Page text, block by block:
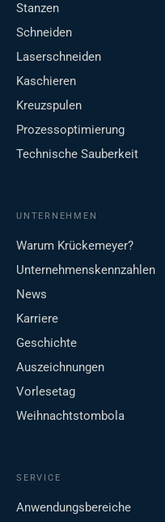
Stanzen
Schneiden
Laserschneiden
Kaschieren
Kreuzspulen
Prozessoptimierung
Technische Sauberkeit
UNTERNEHMEN
Warum Krückemeyer?
Unternehmenskennzahlen
News
Karriere
Geschichte
Auszeichnungen
Vorlesetag
Weihnachtstombola
SERVICE
Anwendungsbereiche